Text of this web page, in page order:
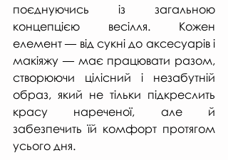
поєднуючись із загальною
концепцією весілля. Кожен
елемент — від сукні до аксесуарів і
макіяжу — має працювати разом,
створюючи цілісний і незабутній
образ, який не тільки підкреслить
красу нареченої, але й
забезпечить їй комфорт протягом
усього дня.